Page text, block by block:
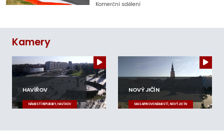
Komerční sdělení
Kamery
HAVÍŘOV
NÁMĚSTÍ REPUBLIKY, HAVÍŘOV
NOVÝ JIČÍN
MASARYKOVO NÁMĚSTÍ, NOVÝ JIČÍN